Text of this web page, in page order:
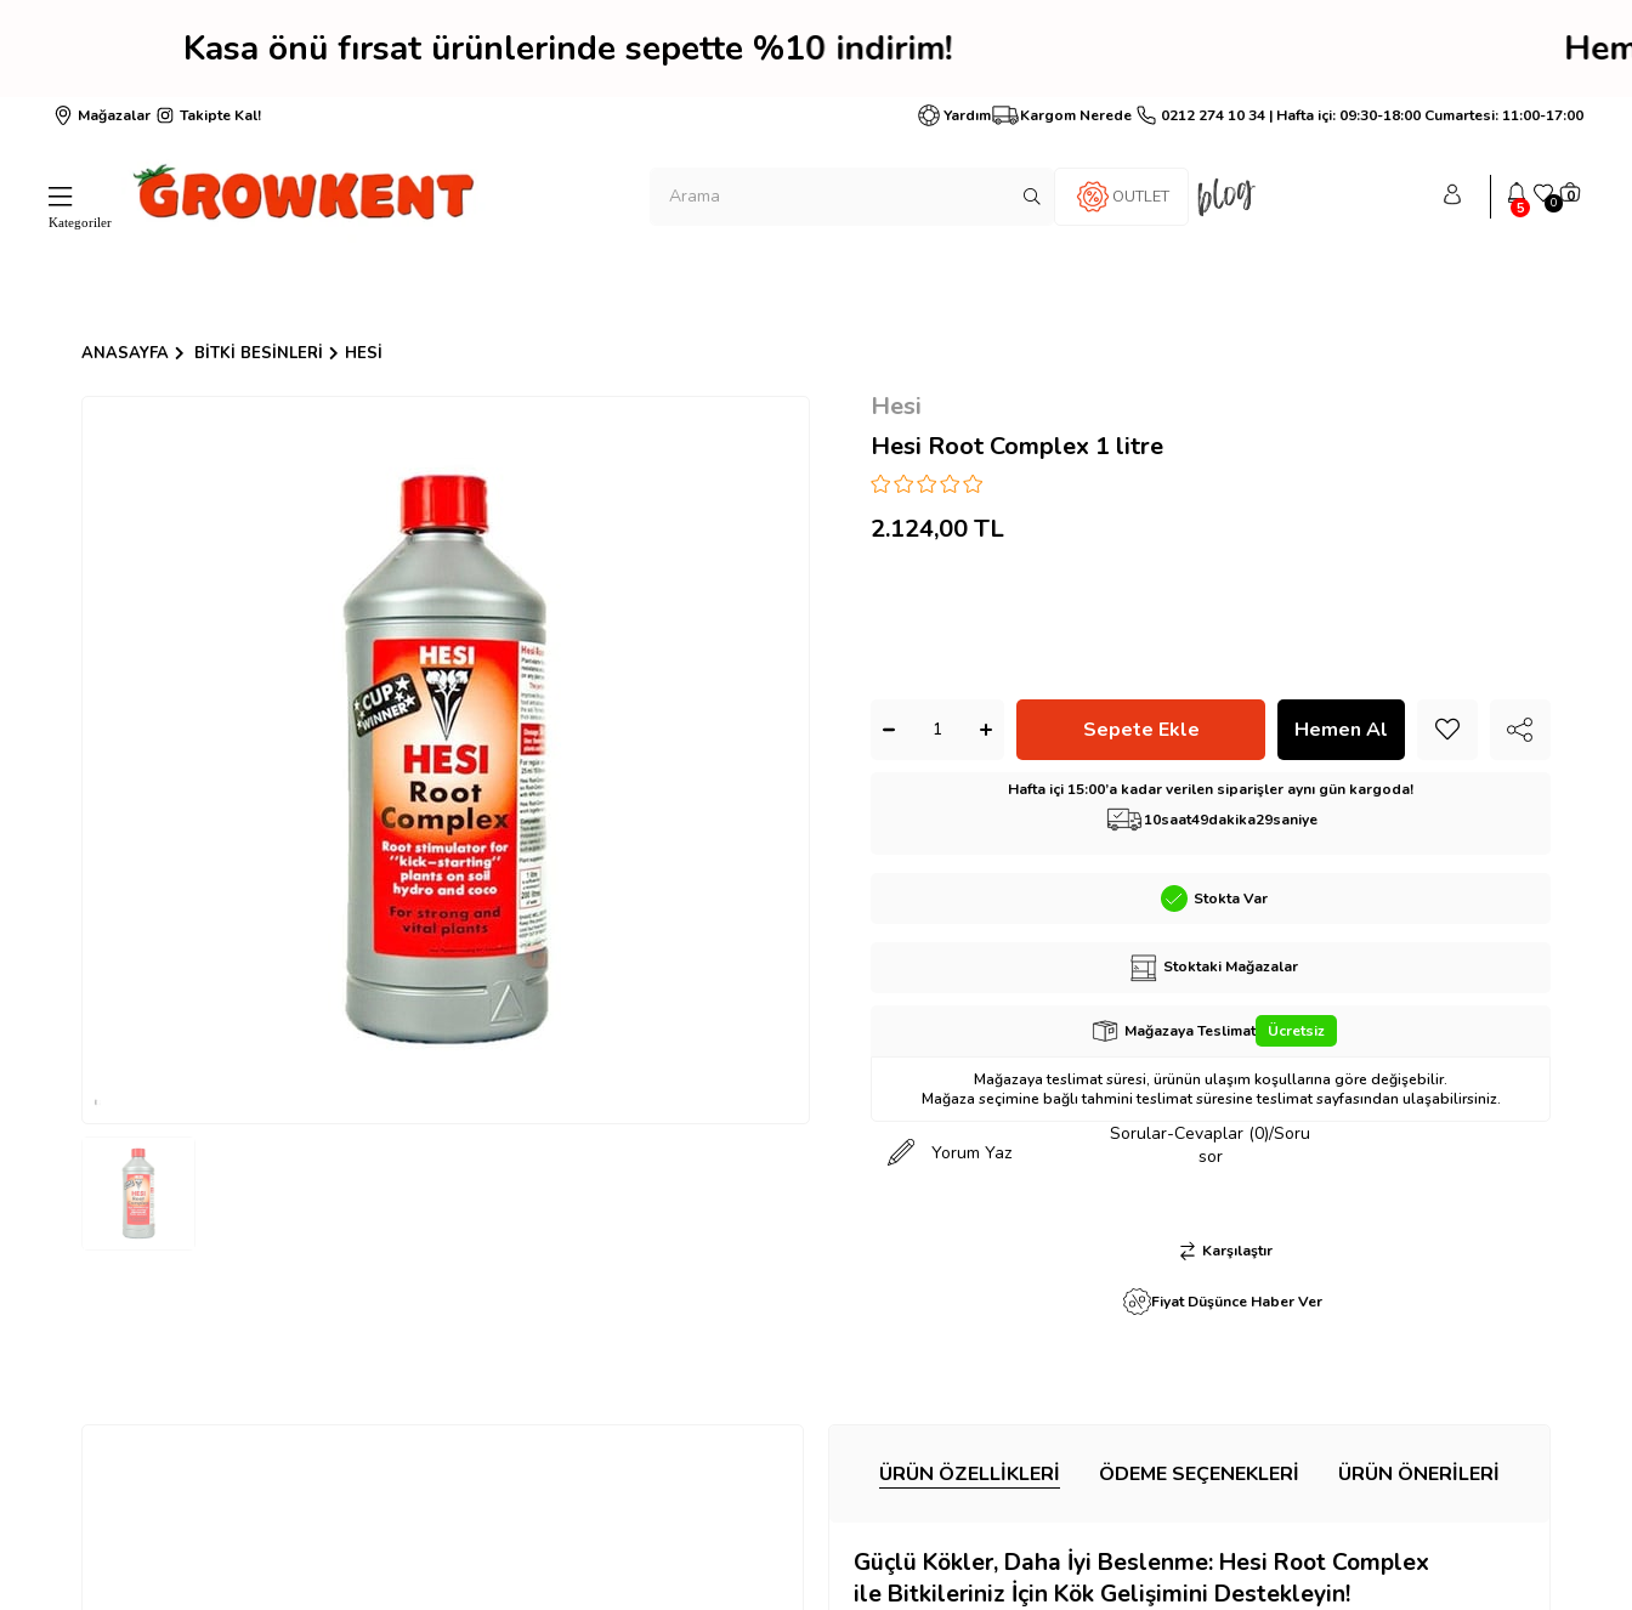
Kasa önü fırsat ürünlerinde sepette %10 indirim! Hemen üye ol
Mağazalar Takipte Kal! Yardım Kargom Nerede 0212 274 10 34 | Hafta içi: 09:30-18:00 Cumartesi: 11:00-17:00
OUTLET
5 0 0
ANASAYFA BITKI BESINLERI HESI
Hesi
Hesi Root Complex 1 litre
2.124,00 TL
Hafta içi 15:00’a kadar verilen siparişler aynı gün kargoda!
10saat49dakika28saniye
Stokta Var
Stoktaki Mağazalar
Mağazaya Teslimat Ücretsiz
Mağazaya teslimat süresi, ürünün ulaşım koşullarına göre değişebilir.
Mağaza seçimine bağlı tahmini teslimat süresine teslimat sayfasından ulaşabilirsiniz.
Yorum Yaz
Sorular-Cevaplar (0)/Soru
sor
Karşılaştır
Fiyat Düşünce Haber Ver
ÜRÜN ÖZELLIKLERI ÖDEME SEÇENEKLERI ÜRÜN ÖNERILERI
Güçlü Kökler, Daha İyi Beslenme: Hesi Root Complex
ile Bitkileriniz İçin Kök Gelişimini Destekleyin!